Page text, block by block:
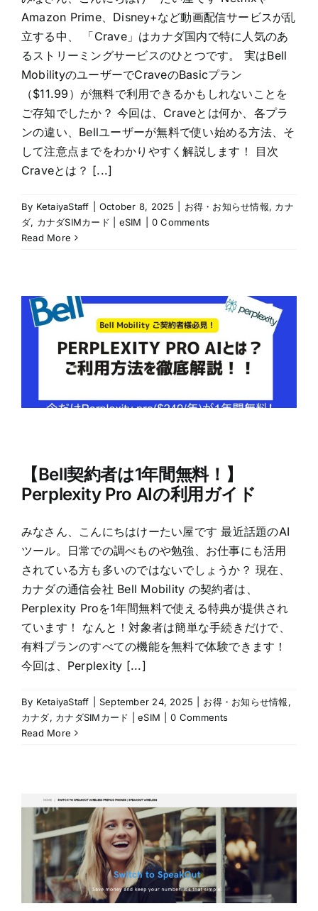
Amazon Prime、Disney+など動画配信サービスが乱
立する中、 「Crave」はカナダ国内で特に人気のあ
るストリーミングサービスのひとつです。 実はBell
MobilityのユーザーでCraveのBasicプラン
（$11.99）が無料で利用できるかもしれないことを
ご存知でしたか？ 今回は、Craveとは何か、各プラ
ンの違い、Bellユーザーが無料で使い始める方法、そ
して注意点までをわかりやすく解説します！ 目次
Craveとは？ [...]
By KetaiyaStaff October 8, 2025 お得・お知らせ情報, カナ
ダ, カナダSIMカード | eSIM
0 Comments
Read More
【Bell契約者は1年間無料！】
Perplexity Pro AIの利用ガイド
みなさん、こんにちはけーたい屋です 最近話題のAI
ツール。日常での調べものや勉強、お仕事にも活用
されている方も多いのではないでしょうか？ 現在、
カナダの通信会社 Bell Mobility の契約者は、
Perplexity Proを1年間無料で使える特典が提供され
ています！ なんと！対象者は簡単な手続きだけで、
有料プランのすべての機能を無料で体験できます！
今回は、Perplexity [...]
By KetaiyaStaff September 24, 2025 お得・お知らせ情報,
カナダ, カナダSIMカード | eSIM
0 Comments
Read More